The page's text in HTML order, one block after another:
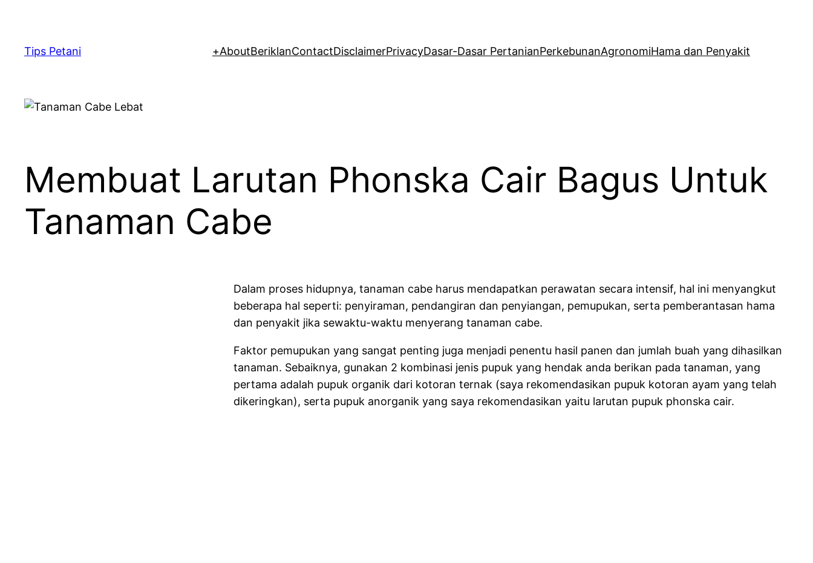
kontenTips Petani +AboutBeriklanContactDisclaimerPrivacyDasar-Dasar PertanianPerkebunanAgronomiHama dan Penyakit
Membuat Larutan Phonska Cair Bagus Untuk
Tanaman Cabe
Dalam proses hidupnya, tanaman cabe harus mendapatkan perawatan secara intensif, hal ini menyangkut
beberapa hal seperti: penyiraman, pendangiran dan penyiangan, pemupukan, serta pemberantasan hama
dan penyakit jika sewaktu-waktu menyerang tanaman cabe.
Faktor pemupukan yang sangat penting juga menjadi penentu hasil panen dan jumlah buah yang dihasilkan
tanaman. Sebaiknya, gunakan 2 kombinasi jenis pupuk yang hendak anda berikan pada tanaman, yang
pertama adalah pupuk organik dari kotoran ternak (saya rekomendasikan pupuk kotoran ayam yang telah
dikeringkan), serta pupuk anorganik yang saya rekomendasikan yaitu larutan pupuk phonska cair.